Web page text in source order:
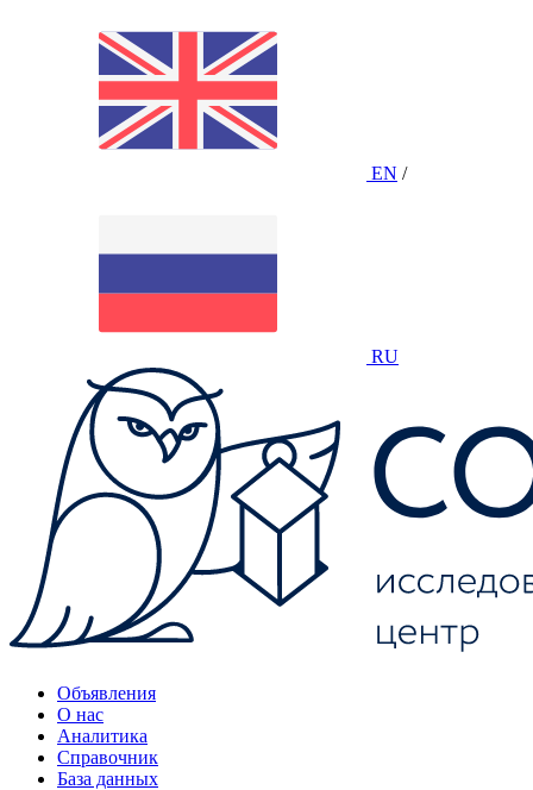
EN /
RU
Объявления
О нас
Аналитика
Справочник
База данных